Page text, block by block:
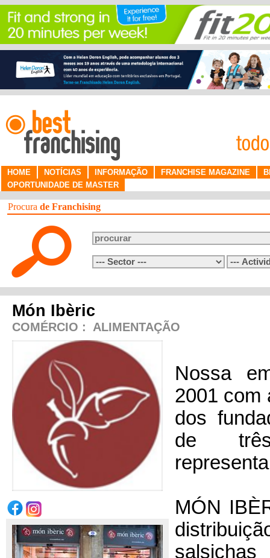
HOME NOTÍCIAS INFORMAÇÃO FRANCHISE MAGAZINE
OPORTUNIDADE DE MASTER
Procura de Franchising
Món Ibèric
COMÉRCIO : ALIMENTAÇÃO
Nossa
2001 com
dos
de
MÓN